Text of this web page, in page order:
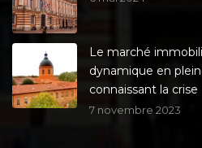
Le marché
dynamique en
connaissant la crise
7 novembre 2023